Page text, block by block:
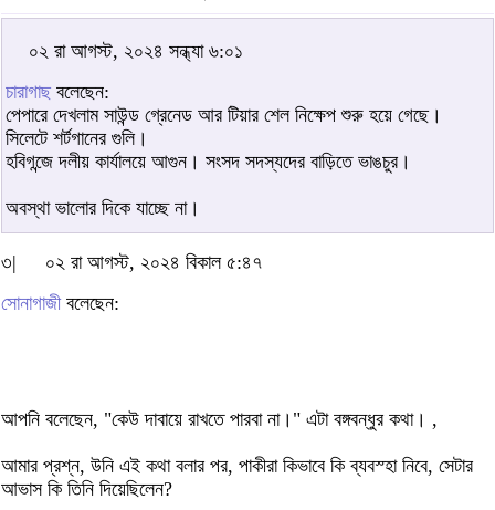
০২ রা আগস্ট, ২০২৪ সন্ধ্যা ৬:০১
চারাগাছ বলেছেন:
পেপারে দেখলাম সাউন্ড গ্রেনেড আর টিয়ার শেল নিক্ষেপ শুরু হয়ে গেছে।
সিলেটে শর্টগানের গুলি।
হবিগন্জে দলীয় কার্যালয়ে আগুন। সংসদ সদস্যদের বাড়িতে ভাঙচুর।
অবস্থা ভালোর দিকে যাচ্ছে না।
৩|
০২ রা আগস্ট, ২০২৪ বিকাল ৫:৪৭
সোনাগাজীবলেছেন:
আপনি বলেছেন, "কেউ দাবায়ে রাখতে পারবা না।" এটা বঙ্গবন্ধুর কথা। ,
আমার প্রশ্ন, উনি এই কথা বলার পর, পাকীরা কিভাবে কি ব্যবস্হা নিবে, সেটার
আভাস কি তিনি দিয়েছিলেন?